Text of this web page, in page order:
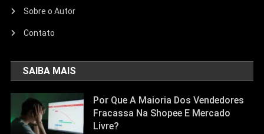
Sobre o Autor
Contato
SAIBA MAIS
Por Que A Maioria Dos Vendedores
Fracassa Na Shopee E Mercado
Livre?